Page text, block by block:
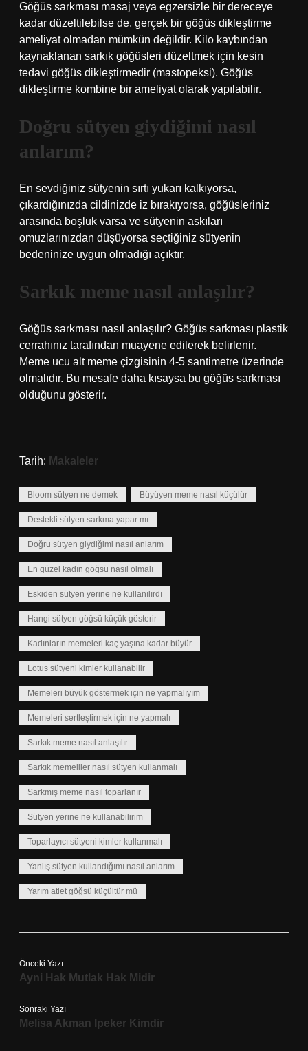
Göğüs sarkması masaj veya egzersizle bir dereceye
kadar düzeltilebilse de, gerçek bir göğüs dikleştirme
ameliyat olmadan mümkün değildir. Kilo kaybından
kaynaklanan sarkık göğüsleri düzeltmek için kesin
tedavi göğüs dikleştirmedir (mastopeksi). Göğüs
dikleştirme kombine bir ameliyat olarak yapılabilir.
Doğru sütyen giydiğimi nasıl
anlarım?
En sevdiğiniz sütyenin sırtı yukarı kalkıyorsa,
çıkardığınızda cildinizde iz bırakıyorsa, göğüsleriniz
arasında boşluk varsa ve sütyenin askıları
omuzlarınızdan düşüyorsa seçtiğiniz sütyenin
bedeninize uygun olmadığı açıktır.
Sarkık meme nasıl anlaşılır?
Göğüs sarkması nasıl anlaşılır? Göğüs sarkması plastik
cerrahınız tarafından muayene edilerek belirlenir.
Meme ucu alt meme çizgisinin 4-5 santimetre üzerinde
olmalıdır. Bu mesafe daha kısaysa bu göğüs sarkması
olduğunu gösterir.
Tarih: Makaleler
Bloom sütyen ne demek Büyüyen meme nasıl küçülür
Destekli sütyen sarkma yapar mı
Doğru sütyen giydiğimi nasıl anlarım
En güzel kadın göğsü nasıl olmalı
Eskiden sütyen yerine ne kullanılırdı
Hangi sütyen göğsü küçük gösterir
Kadınların memeleri kaç yaşına kadar büyür
Lotus sütyeni kimler kullanabilir
Memeleri büyük göstermek için ne yapmalıyım
Memeleri sertleştirmek için ne yapmalı
Sarkık meme nasıl anlaşılır
Sarkık memeliler nasıl sütyen kullanmalı
Sarkmış meme nasıl toparlanır
Sütyen yerine ne kullanabilirim
Toparlayıcı sütyeni kimler kullanmalı
Yanlış sütyen kullandığımı nasıl anlarım
Yarım atlet göğsü küçültür mü
Önceki Yazı
Ayni Hak Mutlak Hak Midir
Sonraki Yazı
Melisa Akman Ipeker Kimdir